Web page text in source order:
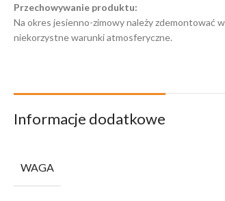
Przechowywanie produktu:
Na okres jesienno-zimowy należy zdemontować
niekorzystne warunki atmosferyczne.
Informacje dodatkowe
WAGA